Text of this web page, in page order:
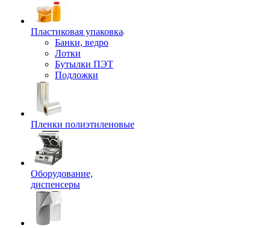
Пластиковая упаковка
Банки, ведро
Лотки
Бутылки ПЭТ
Подложки
Пленки полиэтиленовые
Оборудование,
диспенсеры